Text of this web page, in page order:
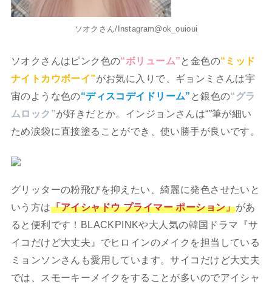
ソオクさん/Instagram@ok_ouioui
ソオクさんはピンク色の“ボリューム”と金色の“ミッド
ナイトカウボーイ”がお気に入りで、ギョンミさんは宇
宙のような色の“ディスコデイドリーム” と銀色の“グラ
ムロック”が好きだとか。インジョンさんは“”筆が細い
ため涙袋に直接塗ることができ、使い勝手が良いです。
グリッターの粉飛びを抑えたい、綺麗に発色させたいと
いう方は「アイシャドウ プライマー ポーション」があ
ると便利です！BLACKPINKや大人気の韓国ドラマ『サ
イコだけど大丈夫』でヒロインのメイクを担当している
ミョンソンさんも愛用しています。サイコだけど大丈夫
では、スモーキーメイクをすることが多いのでアイシャ